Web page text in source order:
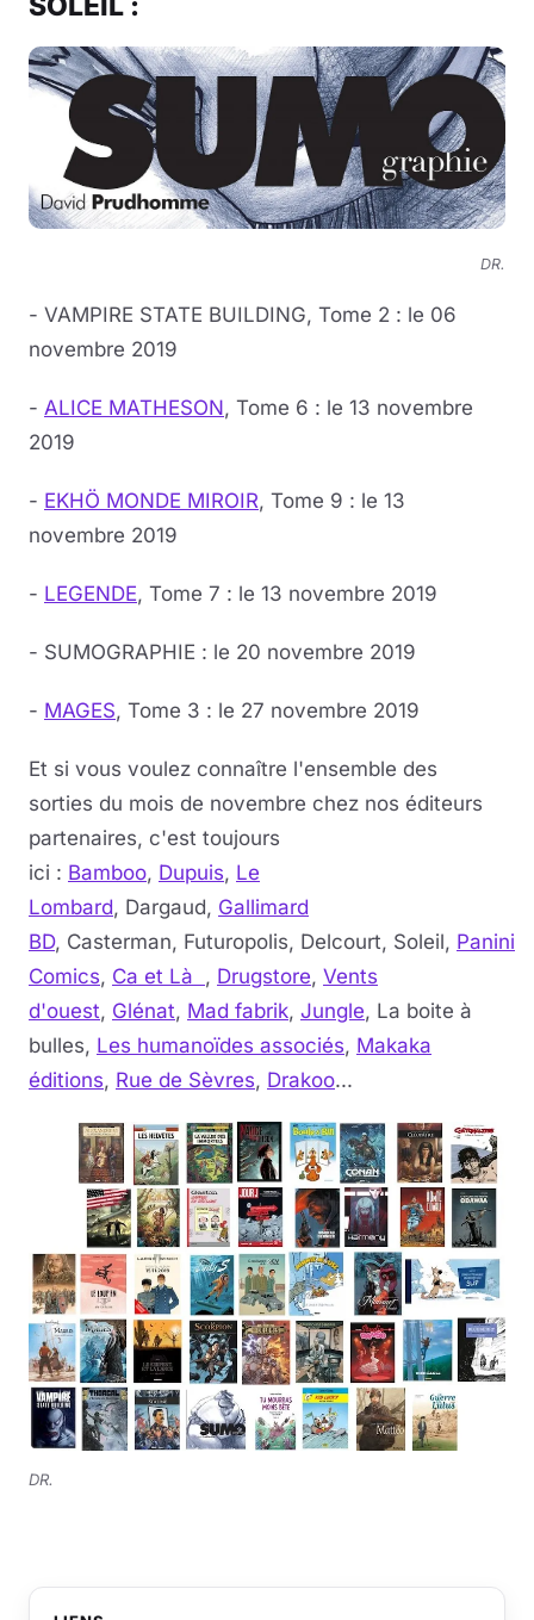
DR.
- VAMPIRE STATE BUILDING, Tome 2 : le 06
novembre 2019
- ALICE MATHESON, Tome 6 : le 13 novembre
2019
- EKHÖ MONDE MIROIR, Tome 9 : le 13
novembre 2019
- LEGENDE, Tome 7 : le 13 novembre 2019
- SUMOGRAPHIE : le 20 novembre 2019
- MAGES, Tome 3 : le 27 novembre 2019
Et si vous voulez connaître l'ensemble des
sorties du mois de novembre chez nos éditeurs
partenaires, c'est toujours
ici : Bamboo, Dupuis, Le
Lombard, Dargaud, Gallimard
BD, Casterman, Futuropolis, Delcourt, Soleil, Panini
Comics, Ca et Là , Drugstore, Vents
d'ouest, Glénat, Mad fabrik, Jungle, La boite à
bulles, Les humanoïdes associés, Makaka
éditions, Rue de Sèvres, Drakoo...
DR.